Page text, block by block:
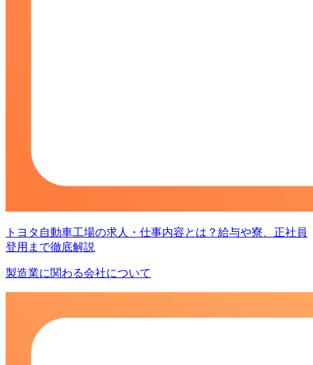
トヨタ自動車工場の求人・仕事内容とは？給与や寮、正社員
登用まで徹底解説
製造業に関わる会社について